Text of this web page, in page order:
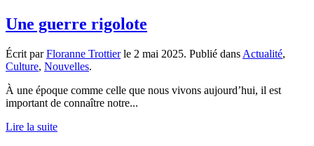
Une guerre rigolote
Écrit parFloranne Trottierle 2 mai 2025. Publié dans Actualité,
Culture, Nouvelles.
À une époque comme celle que nous vivons aujourd’hui, il est
important de connaître notre...
Lire la suite